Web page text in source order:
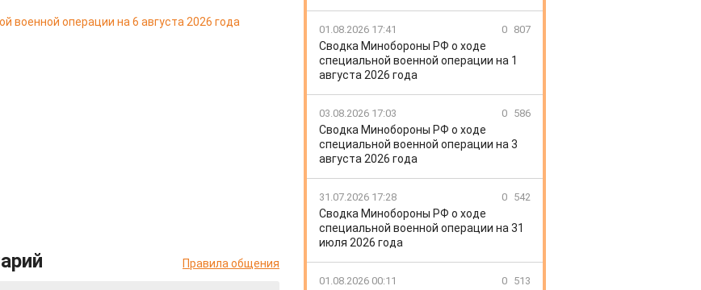
военной операции на 6 августа 2026 года
Правила общения
01.08.2026 17:41 0 807
Сводка Минобороны РФ о ходе
специальной военной операции на 1
августа 2026 года
03.08.2026 17:03 0 586
Сводка Минобороны РФ о ходе
специальной военной операции на 3
августа 2026 года
31.07.2026 17:28 0 542
Сводка Минобороны РФ о ходе
специальной военной операции на 31
июля 2026 года
01.08.2026 00:11 0 513